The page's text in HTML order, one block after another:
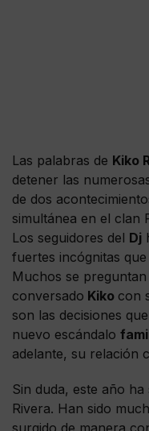
Las palabras de Kiko
detener las
de dos
simultánea en el clan
Los seguidores del Dj
fuertes incógnitas
Muchos se
conversado Kiko con
son las decisiones
nuevo escándalo
adelante, su relación
Sin duda, este año
Rivera. Han sido
surgido de manera